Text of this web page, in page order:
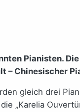
Pianisten.
– Chinesischer
gleich drei
„Karelia